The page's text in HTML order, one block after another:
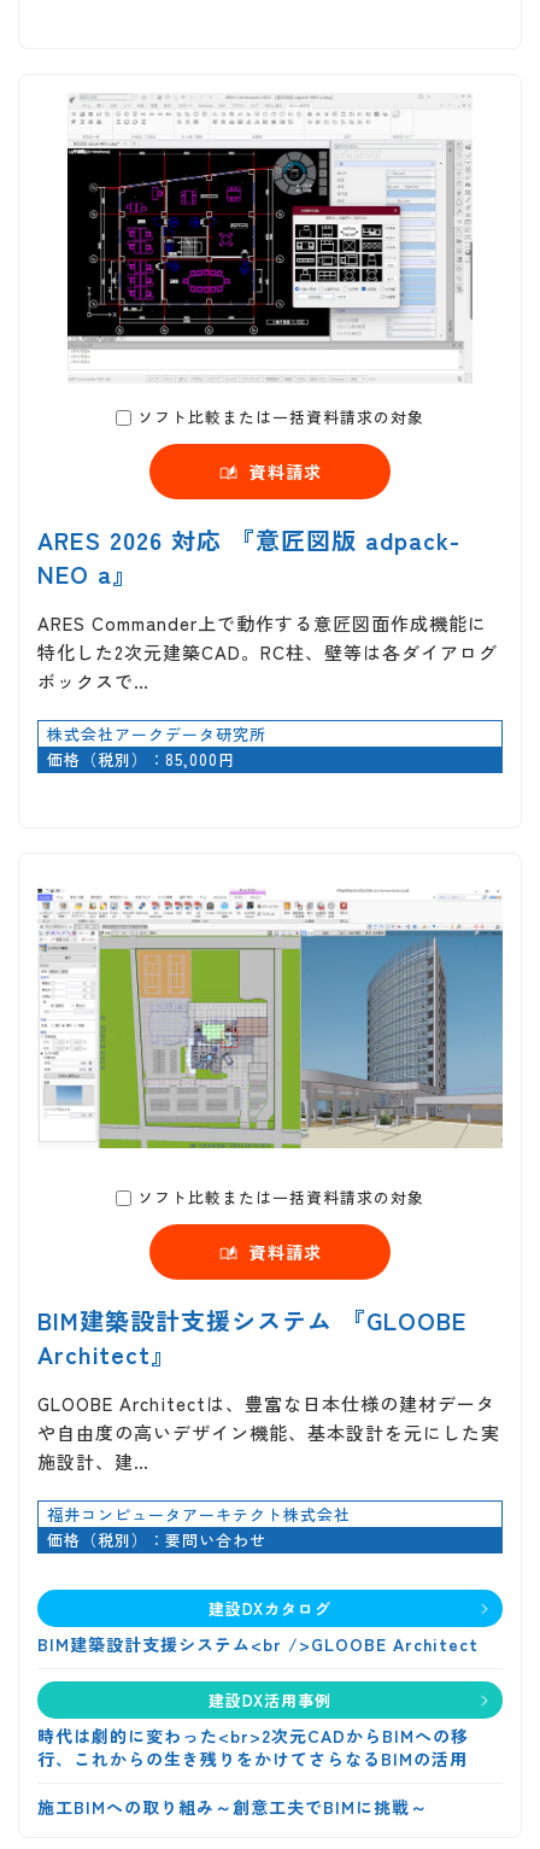
ソフト比較または一括資料請求の対象
資料請求
ARES 2026 対応 『意匠図版 adpack-
NEO a』
ARES Commander上で動作する意匠図面作成機能に
特化した2次元建築CAD。RC柱、壁等は各ダイアログ
ボックスで…
株式会社アークデータ研究所
価格（税別）：85,000円
ソフト比較または一括資料請求の対象
資料請求
BIM建築設計支援システム 『GLOOBE
Architect』
GLOOBE Architectは、豊富な日本仕様の建材データ
や自由度の高いデザイン機能、基本設計を元にした実
施設計、建…
福井コンピュータアーキテクト株式会社
価格（税別）：要問い合わせ
建設DXカタログ
BIM建築設計支援システム<br />GLOOBE Architect
建設DX活用事例
時代は劇的に変わった<br>2次元CADからBIMへの移
行、これからの生き残りをかけてさらなるBIMの活用
施工BIMへの取り組み～創意工夫でBIMに挑戦～